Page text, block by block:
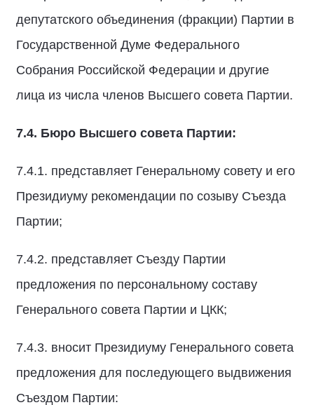
депутатского объединения (фракции) Партии в
Государственной Думе Федерального
Собрания Российской Федерации и другие
лица из числа членов Высшего совета Партии.
7.4. Бюро Высшего совета Партии:
7.4.1. представляет Генеральному совету и его
Президиуму рекомендации по созыву Съезда
Партии;
7.4.2. представляет Съезду Партии
предложения по персональному составу
Генерального совета Партии и ЦКК;
7.4.3. вносит Президиуму Генерального совета
предложения для последующего выдвижения
Съездом Партии: